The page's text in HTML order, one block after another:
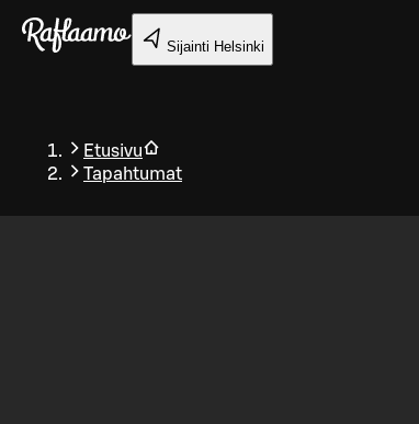
Siirry pääsisältöön
Sijainti Helsinki
Etusivu
Tapahtumat
Takaisin